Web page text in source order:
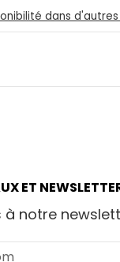
dans
ET
à notre